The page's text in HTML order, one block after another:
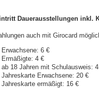
Dauerausstellungen inkl.
auch mit Girocard
Erwachsene: 6 €
Ermäßigte: 4 €
ab 18 Jahren mit Schulausweis:
Jahreskarte Erwachsene: 20 €
Jahreskarte ermäßigt: 16 €